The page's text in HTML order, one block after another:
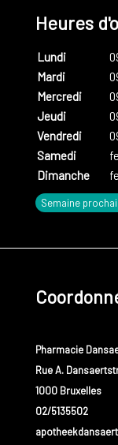
sensation,
immunitaire et
parfois sérieuses
maladies cardio-
articulaires etc.
Heures
Lundi
Mardi
Mercredi
Jeudi
Vendredi
Samedi
Dimanche
Semaine
Pharmacie
Rue A.
1000 Bruxelles
02/5135502